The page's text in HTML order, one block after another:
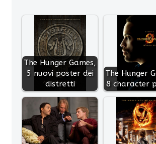
The Hunger Games,
5 nuovi poster dei
distretti
The Hunger
8 character